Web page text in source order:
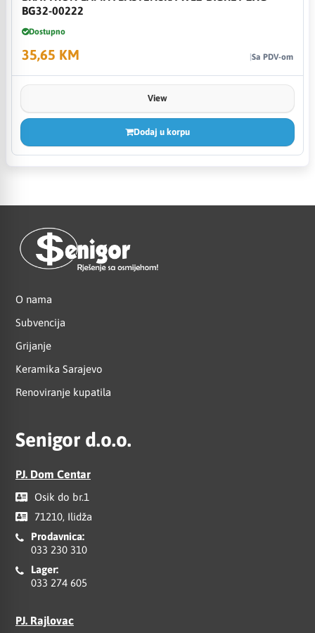
BG32-00222
Dostupno
35,65 KM Sa PDV-om
View
Dodaj u korpu
O nama
Subvencija
Grijanje
Keramika Sarajevo
Renoviranje kupatila
Senigor d.o.o.
PJ. Dom Centar
Osik do br.1
71210, Ilidža
Prodavnica:
033 230 310
Lager:
033 274 605
PJ. Rajlovac